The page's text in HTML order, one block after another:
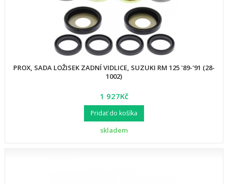
PROX, SADA LOŽISEK ZADNÍ VIDLICE, SUZUKI RM 125 '89-'91 (28-
1002)
1 927Kč
Pridať do košíka
skladem